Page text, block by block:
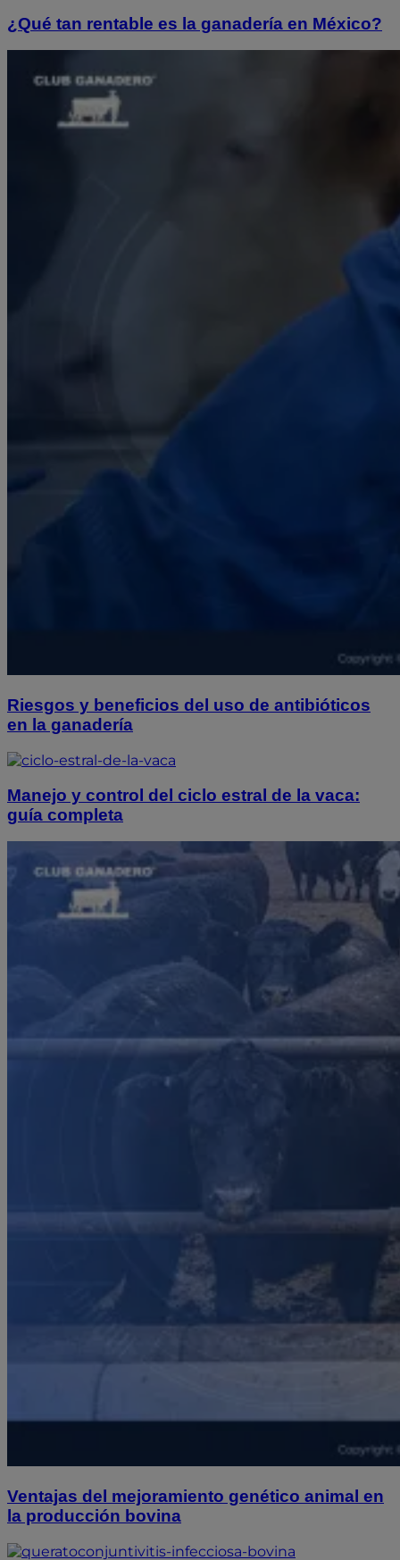
¿Qué tan rentable es la ganadería en México?
Riesgos y beneficios del uso de antibióticos
en la ganadería
Manejo y control del ciclo estral de la vaca:
guía completa
Ventajas del mejoramiento genético animal en
la producción bovina